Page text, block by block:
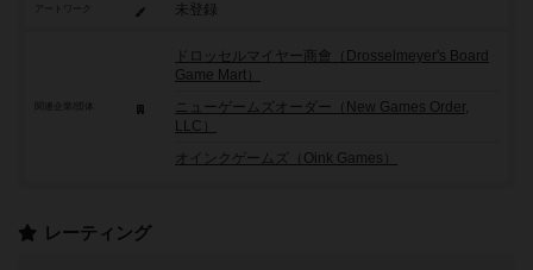
アートワーク 未登録
ドロッセルマイヤー商會（Drosselmeyer's Board
Game Mart）
ニューゲームズオーダー（New Games Order,
LLC）
オインクゲームズ（Oink Games）
レーティング